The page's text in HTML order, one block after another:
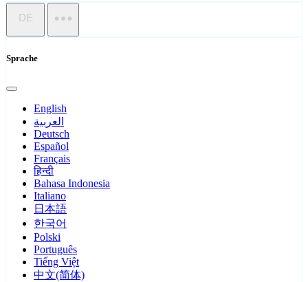
DE
Sprache
English
العربية
Deutsch
Español
Français
हिन्दी
Bahasa Indonesia
Italiano
日本語
한국어
Polski
Português
Tiếng Việt
中文(简体)